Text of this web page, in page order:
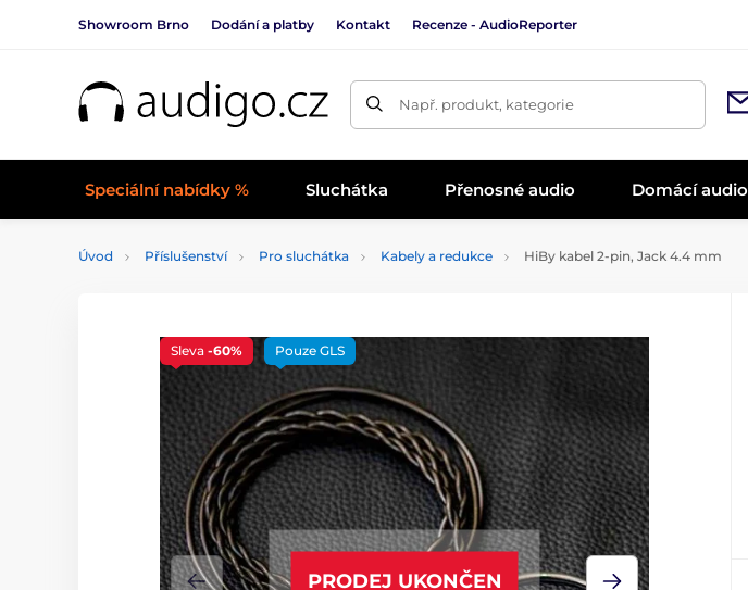
Showroom Brno Dodání a platby Kontakt Recenze - AudioReporter
Např. produkt, kategorie
Speciální nabídky % Sluchátka Přenosné audio Domácí audio
Úvod Příslušenství Pro sluchátka Kabely a redukce HiBy kabel 2-pin, Jack 4.4 mm
PRODEJ UKONČEN
Sleva -60% Pouze GLS